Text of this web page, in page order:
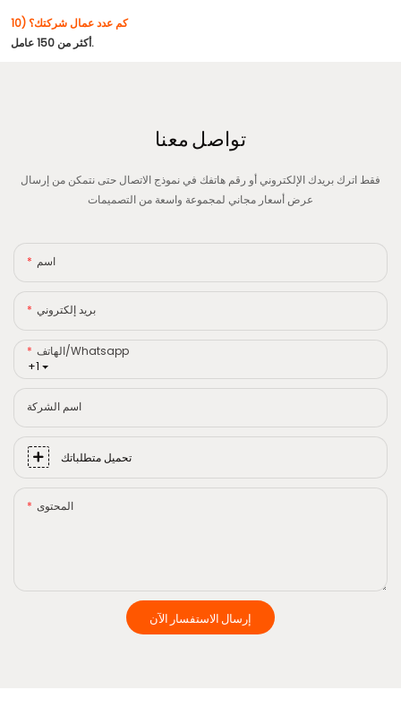
10) كم عدد عمال شركتك؟
أكثر من 150 عامل.
تواصل معنا
فقط اترك بريدك الإلكتروني أو رقم هاتفك في نموذج الاتصال حتى نتمكن من إرسال
عرض أسعار مجاني لمجموعة واسعة من التصميمات
اسم
بريد إلكتروني
+1
الهاتف/whatsapp
اسم الشركة
تحميل متطلباتك
المحتوى
إرسال الاستفسار الآن